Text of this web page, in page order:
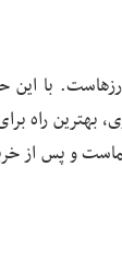
با این
بهترین
و پس